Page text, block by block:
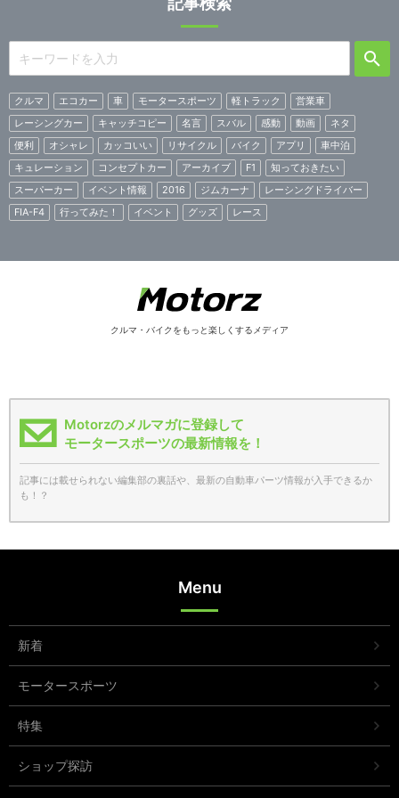
クルマ エコカー 車 モータースポーツ 軽トラック
営業車
レーシングカー
キャッチコピー 名言 スバル 感動 動画
ネタ
便利
オシャレ カッコいい リサイクル バイク アプリ
車中泊
キュレーション
コンセプトカー アーカイブ F1
知っておきたい
スーパーカー
イベント情報 2016 ジムカーナ
レーシングドライバー
FIA-F4
行ってみた！ イベント グッズ レース
クルマ・バイクをもっと楽しくするメディア
Motorzのメルマガに登録して
モータースポーツの最新情報を！
記事には載せられない編集部の裏話や、最新の自動車パーツ情報が入手できるか
も！？
Menu
新着
モータースポーツ
特集
ショップ探訪